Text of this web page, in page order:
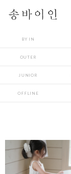
BY IN
OUTER
JUNIOR
OFFLINE